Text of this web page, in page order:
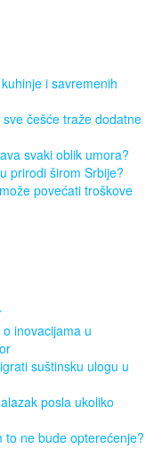
i savremenih
češće traže dodatne
svaki oblik umora?
prirodi širom Srbije?
povećati troškove
inovacijama u
suštinsku ulogu u
posla ukoliko
to ne bude opterećenje?